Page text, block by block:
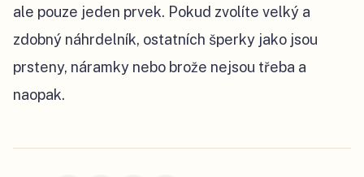
ale pouze jeden prvek. Pokud zvolíte velký a
zdobný náhrdelník, ostatních šperky jako jsou
prsteny, náramky nebo brože nejsou třeba a
naopak.